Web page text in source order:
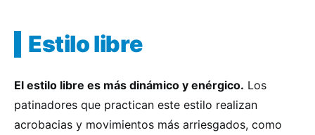
Estilo libre
El estilo libre es más dinámico y enérgico. Los
patinadores que practican este estilo realizan
acrobacias y movimientos más arriesgados, como